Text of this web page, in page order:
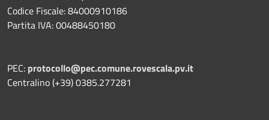
Codice Fiscale: 84000910186
Partita IVA: 00488450180
PEC: protocollo@pec.comune.rovescala.pv.it
Centralino (+39) 0385.277281